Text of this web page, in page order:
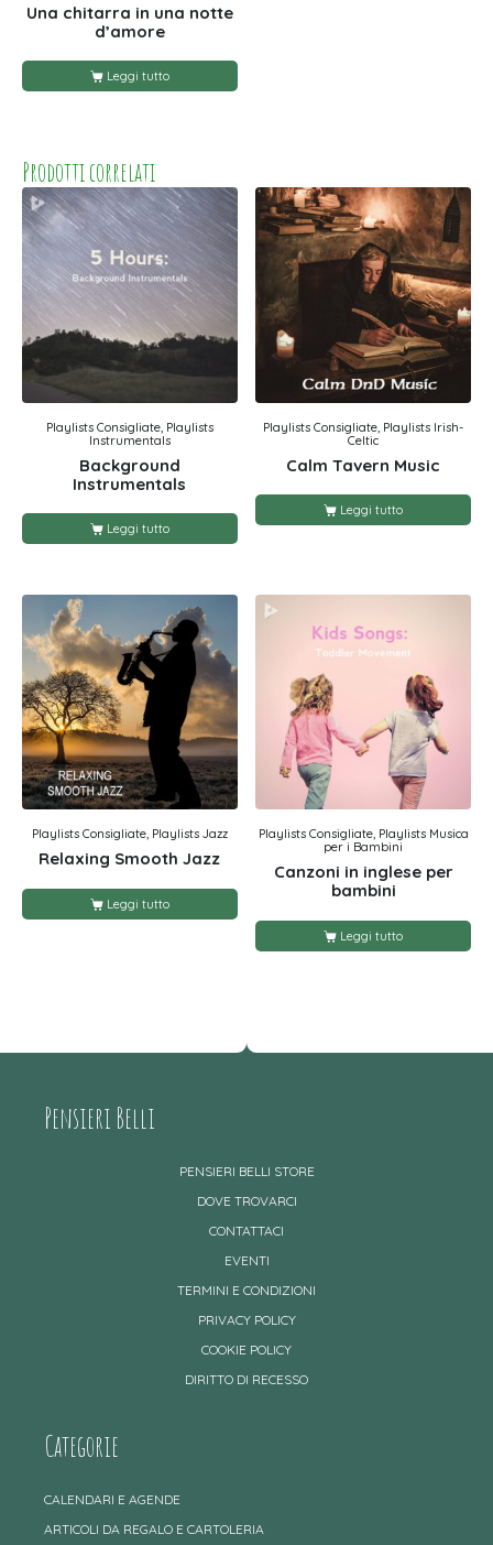
Una chitarra in una notte
d’amore
Leggi tutto
Prodotti correlati
Playlists Consigliate, Playlists
Instrumentals
Background
Instrumentals
Leggi tutto
Playlists Consigliate, Playlists Irish-
Celtic
Calm Tavern Music
Leggi tutto
Playlists Consigliate, Playlists Jazz
Relaxing Smooth Jazz
Leggi tutto
Playlists Consigliate, Playlists Musica
per i Bambini
Canzoni in inglese per
bambini
Leggi tutto
Pensieri Belli
PENSIERI BELLI STORE
DOVE TROVARCI
CONTATTACI
EVENTI
TERMINI E CONDIZIONI
PRIVACY POLICY
COOKIE POLICY
DIRITTO DI RECESSO
Categorie
CALENDARI E AGENDE
ARTICOLI DA REGALO E CARTOLERIA